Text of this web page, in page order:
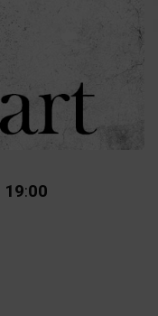
19:00